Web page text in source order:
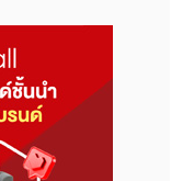
าเมืองอย่างมี
ในการหนุนส่งกรุง
มระดับชาติ
มิง ประจำปี 2569